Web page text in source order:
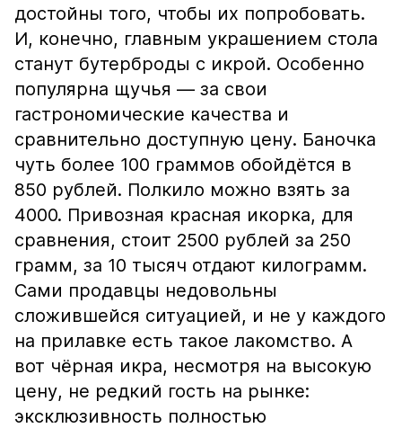
достойны того, чтобы их попробовать.
И, конечно, главным украшением стола
станут бутерброды с икрой. Особенно
популярна щучья — за свои
гастрономические качества и
сравнительно доступную цену. Баночка
чуть более 100 граммов обойдётся в
850 рублей. Полкило можно взять за
4000. Привозная красная икорка, для
сравнения, стоит 2500 рублей за 250
грамм, за 10 тысяч отдают килограмм.
Сами продавцы недовольны
сложившейся ситуацией, и не у каждого
на прилавке есть такое лакомство. А
вот чёрная икра, несмотря на высокую
цену, не редкий гость на рынке:
эксклюзивность полностью